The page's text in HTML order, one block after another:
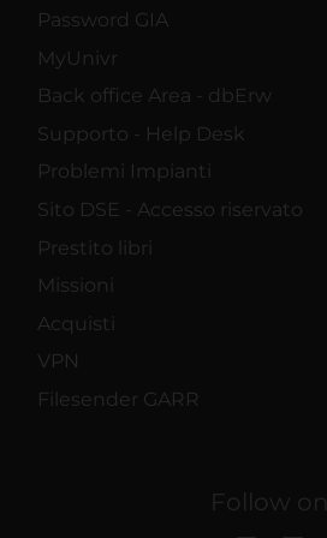
Password GIA
MyUnivr
Back office Area - dbErw
Supporto - Help Desk
Problemi Impianti
Sito DSE - Accesso riservato
Prestito libri
Missioni
Acquisti
VPN
Filesender GARR
Follow on